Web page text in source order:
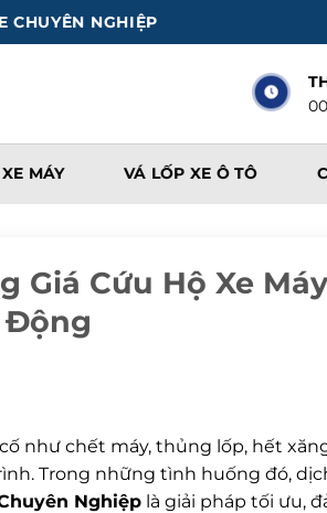
CHUYÊN NGHIỆP
MÁY VÁ LỐP XE Ô TÔ
Giá Cứu Hộ Xe
Động
như chết máy, thủng lốp, hết
Trong những tình huống đó,
Nghiệp là giải pháp tối ưu,